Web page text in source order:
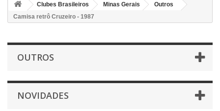
Clubes Brasileiros Minas Gerais
Outros
Camisa retrô Cruzeiro - 1987
OUTROS
NOVIDADES